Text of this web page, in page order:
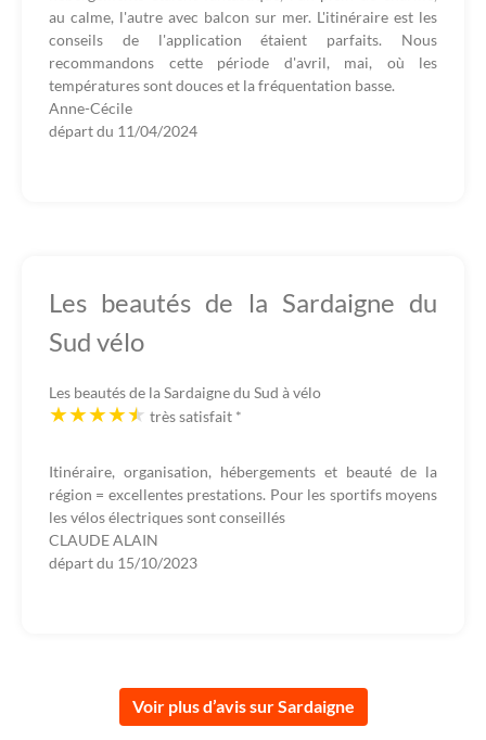
au calme, l'autre avec balcon sur mer. L'itinéraire est les
conseils de l'application étaient parfaits. Nous
recommandons cette période d'avril, mai, où les
températures sont douces et la fréquentation basse.
Anne-Cécile
départ du 11/04/2024
Les beautés de la Sardaigne du
Sud vélo
Les beautés de la Sardaigne du Sud à vélo
très satisfait *
Itinéraire, organisation, hébergements et beauté de la
région = excellentes prestations. Pour les sportifs moyens
les vélos électriques sont conseillés
CLAUDE ALAIN
départ du 15/10/2023
Voir plus d’avis sur Sardaigne